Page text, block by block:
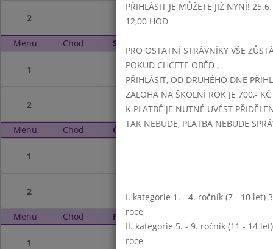
2
Menu Chod Středa 19. 8. 2020 (11:15 - 14:00)
1
2
Menu Chod Čtvrtek 20. 8. 2020 (11:15 - 14:00)
1
2
Menu Chod Pátek 21. 8. 2020 (11:15 - 14:00)
1
PŘIHLÁSIT JE MŮŽETE JIŽ NYNÍ!
12,00 HOD
PRO OSTATNÍ STRÁVNÍKY VŠE
POKUD CHCETE OBĚD ,
PŘIHLÁSIT, OD DRUHÉHO DNE
ZÁLOHA NA ŠKOLNÍ ROK JE 700,- KČ
K PLATBĚ JE NUTNÉ UVÉST
TAK NEBUDE, PLATBA NEBUDE
I. kategorie 1. - 4. ročník (7 - 10
roce
II. kategorie 5. - 9. ročník (11 - 14
roce